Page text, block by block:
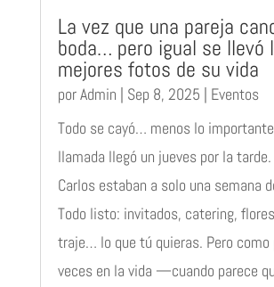
La vez que una pareja
boda… pero igual se llevó
mejores fotos de su vida
porAdmin | Sep 8, 2025 | Eventos
Todo se cayó… menos lo
llamada llegó un jueves por la
Carlos estaban a solo una semana
Todo listo: invitados, catering,
traje… lo que tú quieras. Pero como
veces en la vida —cuando parece